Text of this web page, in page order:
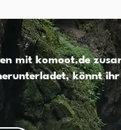
mit komoot.de
könnt